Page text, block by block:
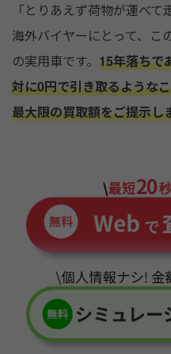
「とりあえず荷物が運べ
海外バイヤーにとって、こ
の実用車です。 15年落ちで
対に0円で引き取るような
最大限の買取額をご提示し